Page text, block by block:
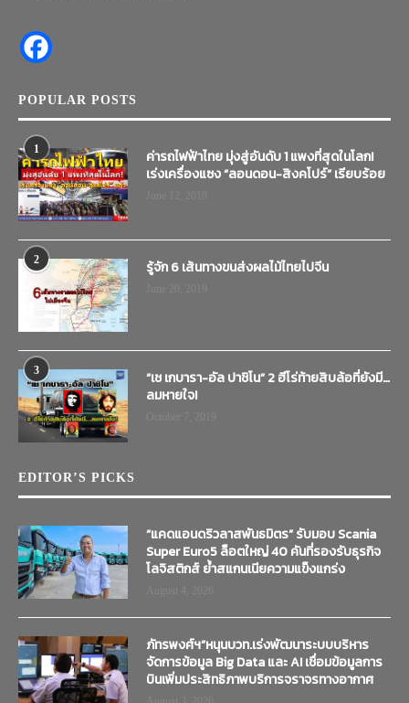
POPULAR POSTS
1
ค่ารถไฟฟ้าไทย มุ่งสู่อันดับ 1 แพงที่สุดในโลก!
เร่งเครื่องแซง “ลอนดอน-สิงคโปร์” เรียบร้อย
2 รู้จัก 6 เส้นทางขนส่งผลไม้ไทยไปจีน
3
“เช เกบารา-อัล ปาชิโน” 2 ฮีโร่ท้ายสิบล้อที่ยังมี…
ลมหายใจ!
EDITOR’S PICKS
“แคดแอนดริวลาสพันธมิตร” รับมอบ Scania
Super Euro5 ล็อตใหญ่ 40 คันที่รองรับธุรกิจ
โลจิสติกส์ ย้ำสแกนเนียความแข็งแกร่ง
ภัทรพงศ์ฯ”หนุนบวท.เร่งพัฒนาระบบบริหาร
จัดการข้อมูล Big Data และ AI เชื่อมข้อมูลการ
บินเพิ่มประสิทธิภาพบริการจราจรทางอากาศ